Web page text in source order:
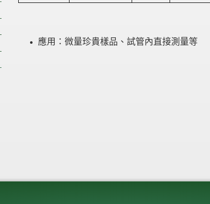
應用：微量珍貴樣品、試管內直接測量等